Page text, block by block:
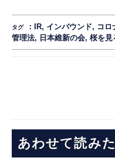
タグ ： IR, インバウンド, コロ
管理法, 日本維新の会,桜を見
あわせて読み